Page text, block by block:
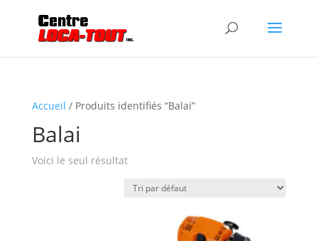
Accueil / Produits identifiés “Balai”
Balai
Voici le seul résultat